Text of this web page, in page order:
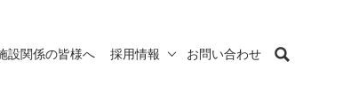
設関係の皆様へ 採用情報 お問い合わせ